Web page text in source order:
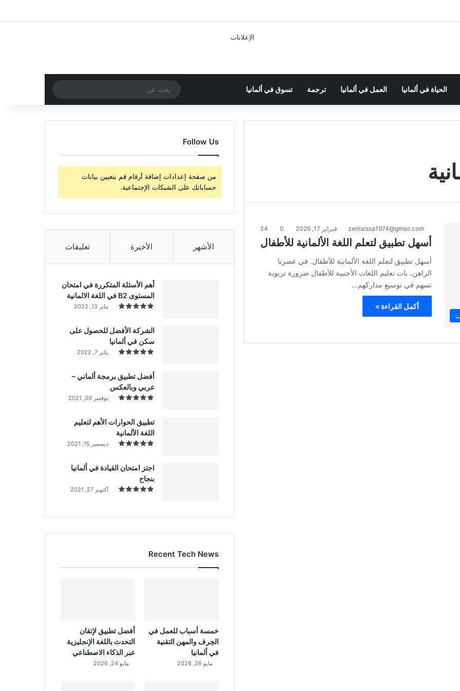
الإعلانات
الحياة في ألمانيا العمل في ألمانيا ترجمة تسوق في ألمانيا مقال عشوائي
عن
zeinaissa1974@gmail.com فبراير 17, 2026 0
34
أسهل تطبيق لتعلم اللغة الألمانية للأطفال
أسهل تطبيق لتعلم اللغة الألمانية للأطفال. في عصرنا
الراهن، بات تعليم اللغات الأجنبية للأطفال ضرورة تربوية
تسهم في توسيع مداركهم…
أكمل القراءة »
Follow Us
من صفحة إعدادات إضافة أرقام قم بتعيين بيانات
حساباتك على الشبكات الإجتماعية.
الأشهر الأخيرة تعليقات
أهم الأسئلة المتكررة في امتحان
المستوى B2 في اللغة الالمانية
يناير 13, 2022
الشركة الأفضل للحصول على
سكن في ألمانيا
يناير 7, 2022
أفضل تطبيق برمجة ألماني –
عربي وبالعكس
نوفمبر 30, 2021
تطبيق الحوارات الأهم لتعليم
اللغة الألمانية
ديسمبر 15, 2021
اجتز امتحان القيادة في ألمانيا
بنجاح
أكتوبر 27, 2021
Recent Tech News
خمسة أسباب للعمل في
الحِرف والمهن التقنية
في ألمانيا
مايو 26, 2026
أفضل تطبيق لإتقان
التحدث باللغة الإنجليزية
عبر الذكاء الاصطناعي
مايو 24, 2026